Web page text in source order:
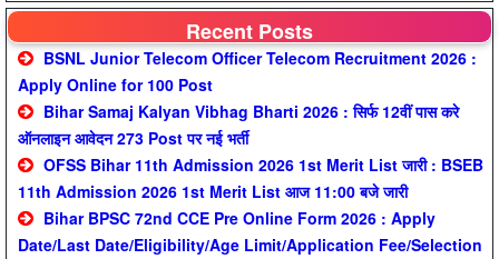
Recent Posts
BSNL Junior Telecom Officer Telecom Recruitment 2026 :
Apply Online for 100 Post
Bihar Samaj Kalyan Vibhag Bharti 2026 : सिर्फ 12वीं पास करे
ऑनलाइन आवेदन 273 Post पर नई भर्ती
OFSS Bihar 11th Admission 2026 1st Merit List जारी : BSEB
11th Admission 2026 1st Merit List आज 11:00 बजे जारी
Bihar BPSC 72nd CCE Pre Online Form 2026 : Apply
Date/Last Date/Eligibility/Age Limit/Application Fee/Selection